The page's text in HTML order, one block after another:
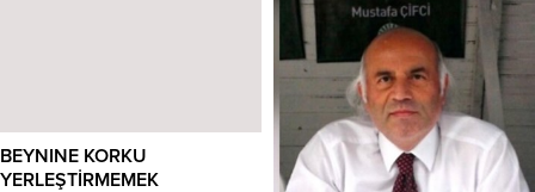
BEYNINE KORKU
YERLEŞTİRMEMEK